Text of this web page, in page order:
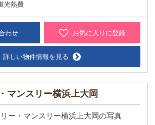
光熱費
わせ お気に入りに登録
詳しい物件情報を見る
マンスリー横浜上大岡